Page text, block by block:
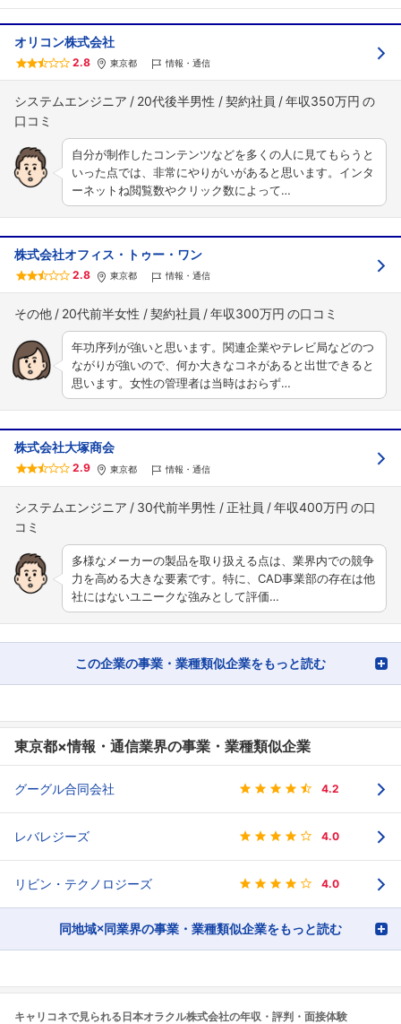
オリコン株式会社
2.8 東京都 情報・通信
システムエンジニア 20代後半男性 契約社員 年収350万円
自分が制作したコンテンツなどを多くの人に見てもらうと
いった点では、非常にやりがいがあると思います。インタ
ーネットね閲覧数やクリック数によって…
株式会社オフィス・トゥー・ワン
2.8 東京都 情報・通信
その他 20代前半女性 契約社員 年収300万円
年功序列が強いと思います。関連企業やテレビ局などのつ
ながりが強いので、何か大きなコネがあると出世できると
思います。女性の管理者は当時はおらず…
株式会社大塚商会
2.9 東京都 情報・通信
システムエンジニア 30代前半男性 正社員 年収400万円
多様なメーカーの製品を取り扱える点は、業界内での競争
力を高める大きな要素です。特に、CAD事業部の存在は他
社にはないユニークな強みとして評価…
この企業の事業・業種類似企業をもっと読む
東京都×情報・通信業界の事業・業種類似企業
グーグル合同会社 4.2
レバレジーズ 4.0
リビン・テクノロジーズ 4.0
同地域×同業界の事業・業種類似企業をもっと読む
キャリコネで見られる日本オラクル株式会社の年収・評判・面接体験